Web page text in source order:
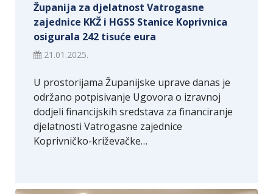
Županija za djelatnost Vatrogasne
zajednice KKŽ i HGSS Stanice Koprivnica
osigurala 242 tisuće eura
21.01.2025.
U prostorijama Županijske uprave danas je
održano potpisivanje Ugovora o izravnoj
dodjeli financijskih sredstava za financiranje
djelatnosti Vatrogasne zajednice
Koprivničko-križevačke…